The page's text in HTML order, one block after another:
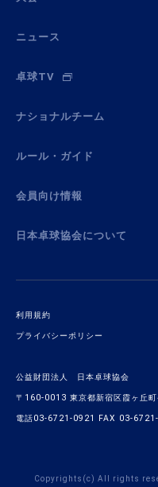
ニュース
卓球TV
ナショナルチーム
ルール・ガイド
会員向け情報
日本卓球協会について
利用規約
プライバシーポリシー
公益財団法人 日本卓球協会
〒160-0013 東京都新宿区霞ヶ丘
電話03-6721-0921 FAX 03-
Copyrights(c) All rights